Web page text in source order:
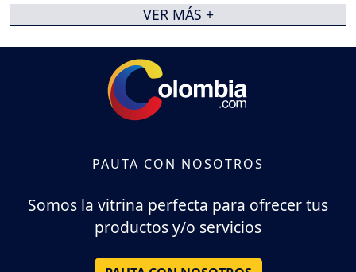
VER MÁS +
PAUTA CON NOSOTROS
Somos la vitrina perfecta para ofrecer tus
productos y/o servicios